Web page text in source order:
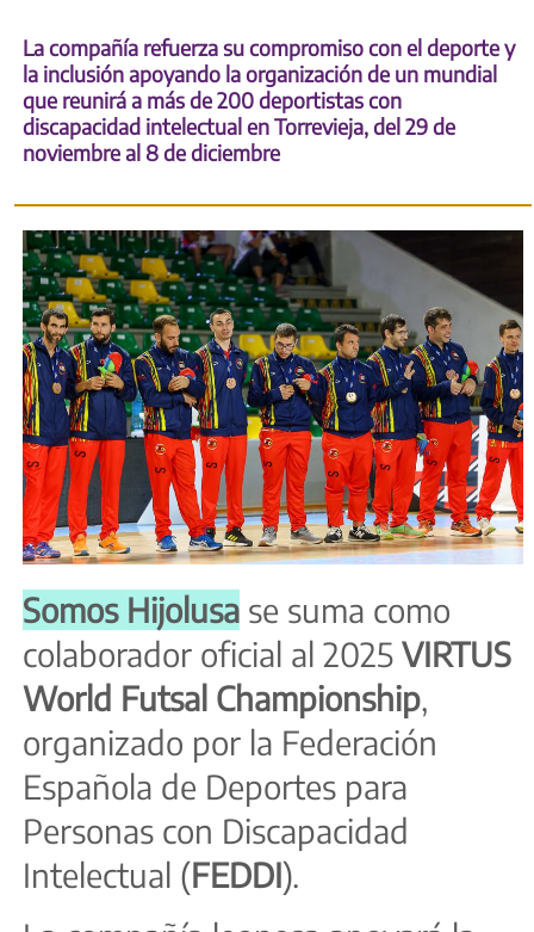
La compañía refuerza su compromiso con el deporte y
la inclusión apoyando la organización de un mundial
que reunirá a más de 200 deportistas con
discapacidad intelectual en Torrevieja, del 29 de
noviembre al 8 de diciembre
Somos Hijolusa se suma como
colaborador oficial al 2025 VIRTUS
World Futsal Championship,
organizado por la Federación
Española de Deportes para
Personas con Discapacidad
Intelectual (FEDDI).